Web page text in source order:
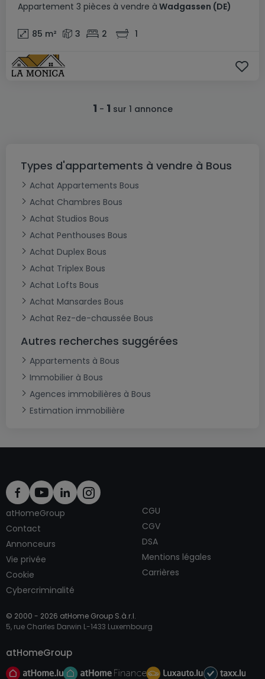
Appartement 3 pièces à vendre à Wadgassen (DE)
85 m² 3 2 1
1 - 1 sur 1 annonce
Types d'appartements à vendre à Bous
Achat Appartements Bous
Achat Chambres Bous
Achat Studios Bous
Achat Penthouses Bous
Achat Duplex Bous
Achat Triplex Bous
Achat Lofts Bous
Achat Mansardes Bous
Achat Rez-de-chaussée Bous
Autres recherches suggérées
Appartements à Bous
Immobilier à Bous
Agences immobilières à Bous
Estimation immobilière
atHomeGroup
Contact
Annonceurs
Vie privée
Cookie
Cybercriminalité
CGU
CGV
DSA
Mentions légales
Carrières
© 2000 - 2026 atHome Group S.à.r.l.
5, rue Charles Darwin L-1433 Luxembourg
atHomeGroup